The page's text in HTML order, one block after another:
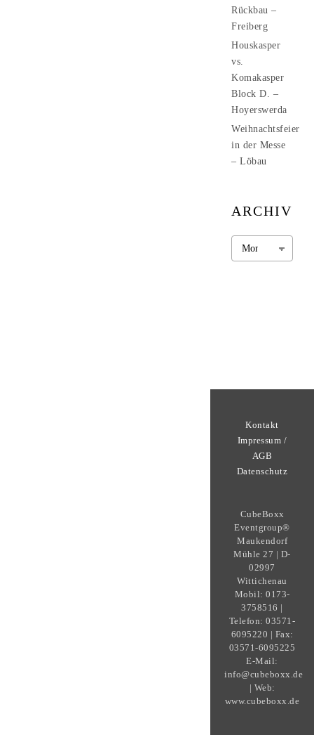
Rückbau –
Freiberg
Houskasper
vs.
Komakasper
Block D. –
Hoyerswerda
Weihnachtsfeier
in der Messe
– Löbau
ARCHIV
Archiv
Kontakt
Impressum /
AGB
Datenschutz
CubeBoxx
Eventgroup®
Maukendorf
Mühle 27 | D-
02997
Wittichenau
Mobil: 0173-
3758516 |
Telefon: 03571-
6095220 | Fax:
03571-6095225
E-Mail:
info@cubeboxx.de
| Web:
www.cubeboxx.de